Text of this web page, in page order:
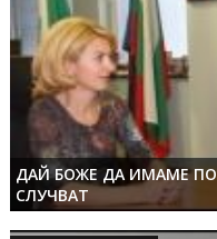
ДАЙ БОЖЕ ДА ИМАМЕ
СЛУЧВАТ